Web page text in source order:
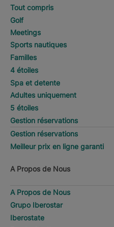
Tout compris
Golf
Meetings
Sports nautiques
Familles
4 étoiles
Spa et detente
Adultes uniquement
5 étoiles
Gestion réservations
Gestion réservations
Meilleur prix en ligne garanti
A Propos de Nous
A Propos de Nous
Grupo Iberostar
Iberostate